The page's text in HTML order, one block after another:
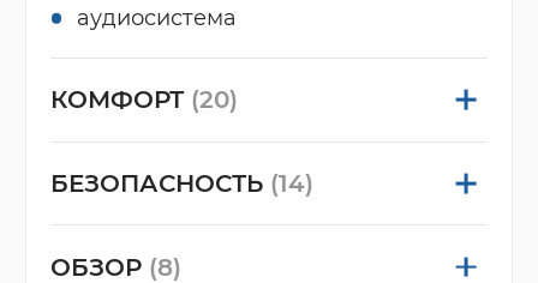
аудиосистема
КОМФОРТ (20)
БЕЗОПАСНОСТЬ (14)
ОБЗОР (8)